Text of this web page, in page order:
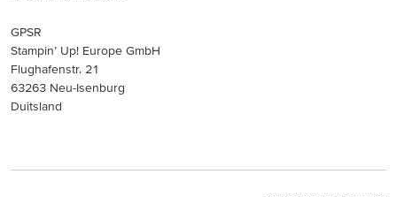
GPSR
Stampin’ Up! Europe GmbH
Flughafenstr. 21
63263 Neu-Isenburg
Duitsland